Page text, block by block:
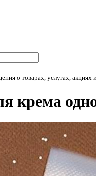
о товарах, услугах, акциях
крема